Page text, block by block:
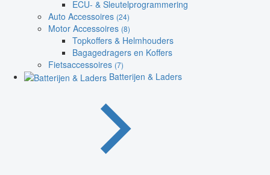
ECU- & Sleutelprogrammering
Auto Accessoires (24)
Motor Accessoires (8)
Topkoffers & Helmhouders
Bagagedragers en Koffers
Fietsaccessoires (7)
Batterijen & Laders